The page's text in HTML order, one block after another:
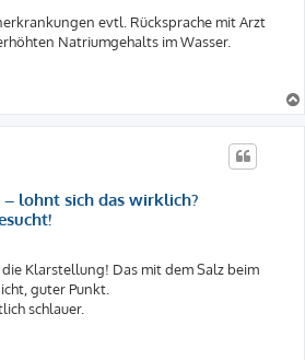
evtl. Rücksprache mit Arzt
Natriumgehalts im Wasser.
– lohnt sich das wirklich?
Klarstellung! Das mit dem Salz beim
guter Punkt.
schlauer.